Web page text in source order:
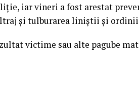
iar vineri a fost arestat
şi tulburarea liniştii şi
victime sau alte pagube